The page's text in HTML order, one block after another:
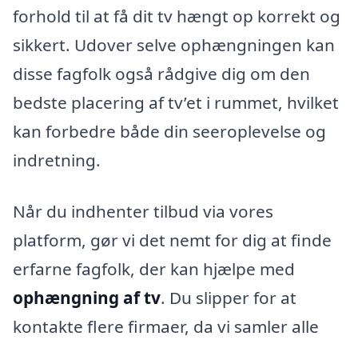
forhold til at få dit tv hængt op korrekt og
sikkert. Udover selve ophængningen kan
disse fagfolk også rådgive dig om den
bedste placering af tv’et i rummet, hvilket
kan forbedre både din seeroplevelse og
indretning.
Når du indhenter tilbud via vores
platform, gør vi det nemt for dig at finde
erfarne fagfolk, der kan hjælpe med
ophængning af tv. Du slipper for at
kontakte flere firmaer, da vi samler alle